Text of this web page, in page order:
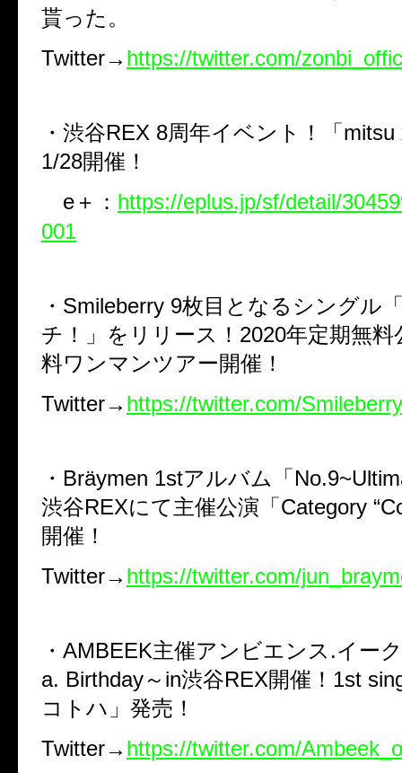
貰った。
Twitter→ https://twitter.com/
・渋谷REX 8周年イベント！「
1/28開催！
e＋： https://eplus.jp/sf/detail/
001
・Smileberry 9枚目となるシングル
チ！」をリリース！2020年定期無料
料ワンマンツアー開催！
Twitter→ https://twitter.com/
・Bräymen 1stアルバム「
渋谷REXにて主催公演「Category
開催！
Twitter→ https://twitter.com/
・AMBEEK主催アンビエンス.イー
a. Birthday～in渋谷REX開催！1st
コトハ」発売！
Twitter→ https://twitter.com/